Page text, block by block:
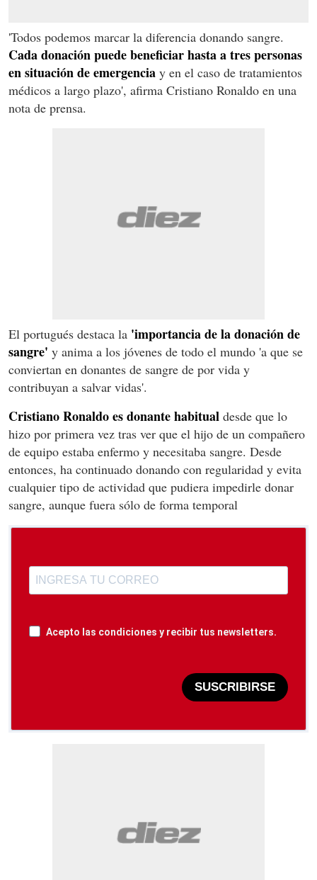
'Todos podemos marcar la diferencia donando sangre.
Cada donación puede beneficiar hasta a tres personas
en situación de emergencia y en el caso de tratamientos
médicos a largo plazo', afirma Cristiano Ronaldo en una
nota de prensa.
El portugués destaca la 'importancia de la donación de
sangre' y anima a los jóvenes de todo el mundo 'a que se
conviertan en donantes de sangre de por vida y
contribuyan a salvar vidas'.
Cristiano Ronaldo es donante habitual desde que lo
hizo por primera vez tras ver que el hijo de un compañero
de equipo estaba enfermo y necesitaba sangre. Desde
entonces, ha continuado donando con regularidad y evita
cualquier tipo de actividad que pudiera impedirle donar
sangre, aunque fuera sólo de forma temporal
Acepto las condiciones y recibir tus newsletters.
SUSCRIBIRSE